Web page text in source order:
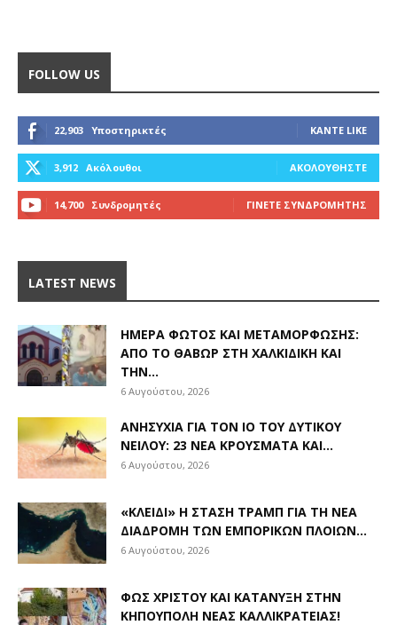
FOLLOW US
22,903 Υποστηρικτές ΚΆΝΤΕ LIKE
3,912 Ακόλουθοι ΑΚΟΛΟΥΘΉΣΤΕ
14,700 Συνδρομητές ΓΊΝΕΤΕ ΣΥΝΔΡΟΜΗΤΉΣ
LATEST NEWS
ΗΜΈΡΑ ΦΩΤΌΣ ΚΑΙ ΜΕΤΑΜΌΡΦΩΣΗΣ:
ΑΠΌ ΤΟ ΘΑΒΏΡ ΣΤΗ ΧΑΛΚΙΔΙΚΉ ΚΑΙ
ΤΗΝ...
6 Αυγούστου, 2026
ΑΝΗΣΥΧΊΑ ΓΙΑ ΤΟΝ ΙΌ ΤΟΥ ΔΥΤΙΚΟΎ
ΝΕΊΛΟΥ: 23 ΝΈΑ ΚΡΟΎΣΜΑΤΑ ΚΑΙ...
6 Αυγούστου, 2026
«ΚΛΕΙΔΊ» Η ΣΤΆΣΗ ΤΡΑΜΠ ΓΙΑ ΤΗ ΝΈΑ
ΔΙΑΔΡΟΜΉ ΤΩΝ ΕΜΠΟΡΙΚΏΝ ΠΛΟΊΩΝ...
6 Αυγούστου, 2026
ΦΩΣ ΧΡΙΣΤΟΎ ΚΑΙ ΚΑΤΆΝΥΞΗ ΣΤΗΝ
ΚΗΠΟΎΠΟΛΗ ΝΈΑΣ ΚΑΛΛΙΚΡΆΤΕΙΑΣ!